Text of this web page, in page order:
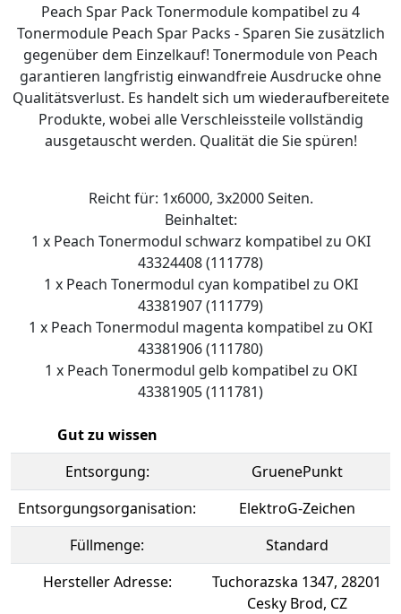
Peach Spar Pack Tonermodule kompatibel zu 4
Tonermodule Peach Spar Packs - Sparen Sie zusätzlich
gegenüber dem Einzelkauf! Tonermodule von Peach
garantieren langfristig einwandfreie Ausdrucke ohne
Qualitätsverlust. Es handelt sich um wiederaufbereitete
Produkte, wobei alle Verschleissteile vollständig
ausgetauscht werden. Qualität die Sie spüren!
Reicht für: 1x6000, 3x2000 Seiten.
Beinhaltet:
1 x Peach Tonermodul schwarz kompatibel zu OKI
43324408 (111778)
1 x Peach Tonermodul cyan kompatibel zu OKI
43381907 (111779)
1 x Peach Tonermodul magenta kompatibel zu OKI
43381906 (111780)
1 x Peach Tonermodul gelb kompatibel zu OKI
43381905 (111781)
Gut zu wissen
Entsorgung:
GruenePunkt
Entsorgungsorganisation:
ElektroG-Zeichen
Füllmenge:
Standard
Hersteller Adresse:
Tuchorazska 1347, 28201
Cesky Brod, CZ